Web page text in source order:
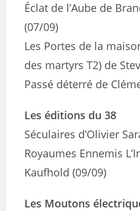
Éclat de l’Aube de
(07/09)
Les Portes de la
des martyrs T2) de
Passé déterré de
Les éditions du 38
Séculaires d’Olivier
Royaumes Ennemis
Kaufhold (09/09)
Les Moutons